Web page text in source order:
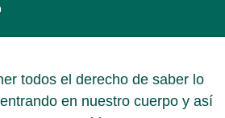
todos el derecho de saber lo
en nuestro cuerpo y así